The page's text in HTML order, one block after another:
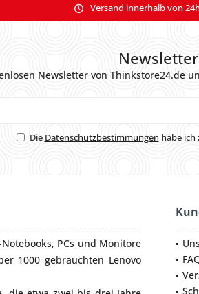
Versand innerhalb von 24h
Newsletter
Newsletter von Thinkstore24.de
Die Datenschutzbestimmungen habe
Notebooks, PCs und Monitore
1000 gebrauchten Lenovo